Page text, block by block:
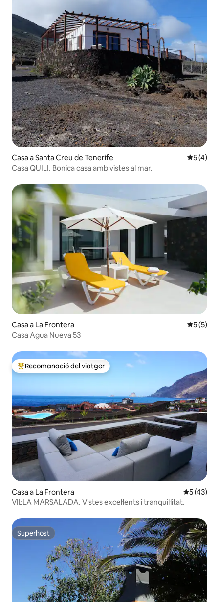
Casa a Santa Creu de Tenerife 5 de
5 (4)
Casa QUILI. Bonica casa amb vistes al mar.
Casa a La Frontera 5 de
5 (5)
Casa Agua Nueva 53
Principals recomanacions dels viatgers
Recomanació del viatger
Casa a La Frontera 5 de
5 (43)
VIL·LA MARSALADA. Vistes excel·lents i tranquil·litat.
Superhost
Superhost